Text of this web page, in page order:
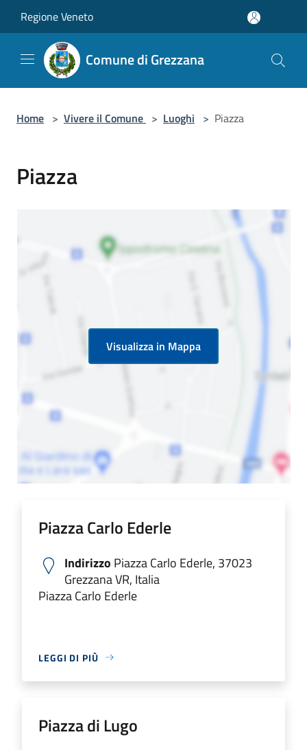
Regione Veneto
Comune di Grezzana
Home > Vivere il Comune > Luoghi > Piazza
Piazza
Visualizza in Mappa
Piazza Carlo Ederle
Indirizzo Piazza Carlo Ederle, 37023
Grezzana VR, Italia
Piazza Carlo Ederle
LEGGI DI PIÙ
Piazza di Lugo